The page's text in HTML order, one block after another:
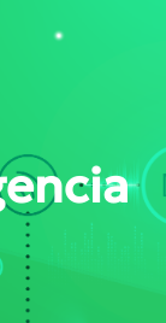
BELÉPÉS